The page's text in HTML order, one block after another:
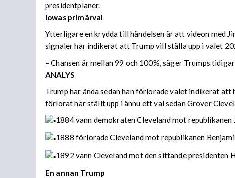
presidentplaner.
Iowas primärval
Ytterligare en krydda till händelsen är att videon med
signaler har indikerat att Trump vill ställa upp i valet
– Chansen är mellan 99 och 100%, säger Trumps
ANALYS
Trump har ända sedan han förlorade valet indikerat
förlorat har ställt upp i ännu ett val sedan Grover
1884 vann demokraten Cleveland mot republikanen
1888 förlorade Cleveland mot republikanen
1892 vann Cleveland mot den sittande presidenten
En annan Trump